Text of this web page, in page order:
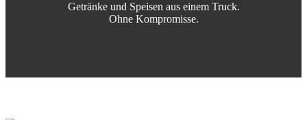
Getränke und Speisen aus einem Truck.
Ohne Kompromisse.